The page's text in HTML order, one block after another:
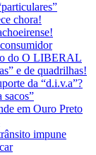
chora!
do O LIBERAL
e de quadrilhas!
da “d.i.v.a”?
sacos”
em Ouro Preto
impune